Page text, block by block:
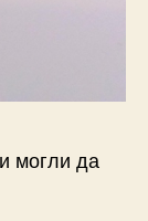
могли да